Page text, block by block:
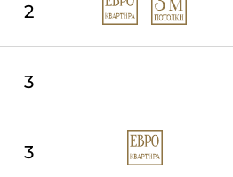
2
3
3